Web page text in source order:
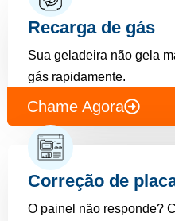
Recarga de gás
Sua geladeira não gela
gás rapidamente.
Chame Agora
Correção de
O painel não responde?